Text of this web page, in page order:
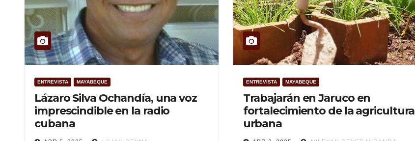
ENTREVISTA MAYABEQUE
Lázaro Silva Ochandía, una voz
imprescindible en la radio
cubana
ENTREVISTA MAYABEQUE
Trabajarán en Jaruco en
fortalecimiento de la agricultura
urbana